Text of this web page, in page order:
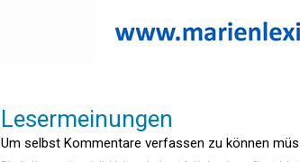
Lesermeinungen
Um selbst Kommentare verfassen zu können